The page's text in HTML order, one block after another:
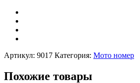
Артикул: 9017 Категория: Мото номер
Похожие товары